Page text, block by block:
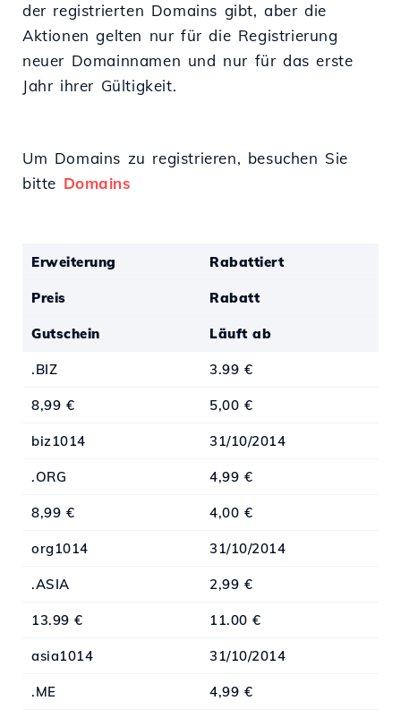
der registrierten Domains gibt, aber die
Aktionen gelten nur für die Registrierung
neuer Domainnamen und nur für das erste
Jahr ihrer Gültigkeit.
Um Domains zu registrieren, besuchen Sie
bitte Domains
Erweiterung Rabattiert
Preis Rabatt
Gutschein Läuft ab
.BIZ 3.99 €
8,99 € 5,00 €
biz1014 31/10/2014
.ORG 4,99 €
8,99 € 4,00 €
org1014 31/10/2014
.ASIA 2,99 €
13.99 € 11.00 €
asia1014 31/10/2014
.ME 4,99 €